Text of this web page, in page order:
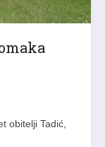
obitelji Tadić,